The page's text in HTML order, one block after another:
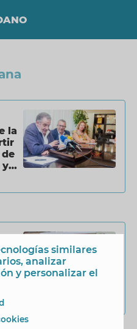
la
y
similares
analizar
y personalizar el